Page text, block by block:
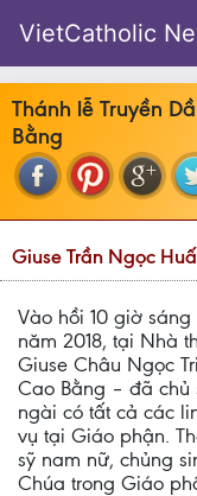
VietCatholic
Thánh lễ Truyền
Bằng
Giuse Trần Ngọc
Vào hồi 10 giờ
năm 2018, tại Nhà
Giuse Châu Ngọc
Cao Bằng – đã chủ
ngài có tất cả các
vụ tại Giáo phận.
sỹ nam nữ, chủng
Chúa trong Giáo